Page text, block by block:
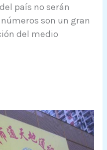
país no serán
son un gran
del medio